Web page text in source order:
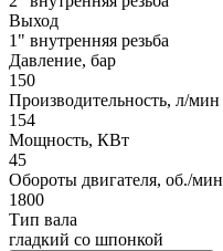
Выход
1" внутренняя резьба
Давление, бар
150
Производительность, л/мин
154
Мощность, КВт
45
Обороты двигателя, об./мин
1800
Тип вала
гладкий со шпонкой